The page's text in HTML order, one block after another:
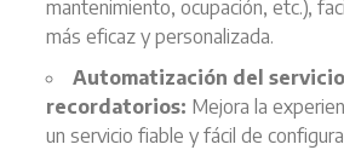
mantenimiento, ocupación, etc.),
más eficaz y personalizada.
Automatización del
recordatorios: Mejora la
un servicio fiable y fácil de